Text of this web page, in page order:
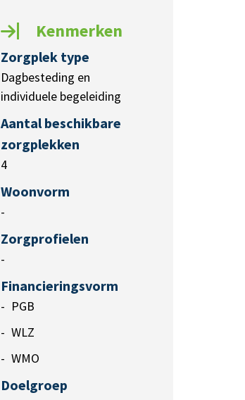
Kenmerken
Zorgplek type
Dagbesteding en
individuele begeleiding
Aantal beschikbare
zorgplekken
4
Woonvorm
-
Zorgprofielen
-
Financieringsvorm
PGB
WLZ
WMO
Doelgroep